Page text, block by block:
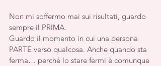
Non mi soffermo mai sui risultati, guardo
sempre il PRIMA.
Guardo il momento in cui una persona
PARTE verso qualcosa. Anche quando sta
ferma… perché lo stare fermi è comunque